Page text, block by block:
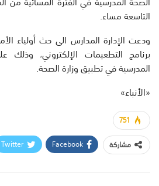
التاسعة مساء.
ودعت الإدارة المدارس الى حث أولياء
برنامج التطعيمات الإلكتروني،
المدرسية في تطبيق وزارة الصحة.
«الأنباء»
751
مشاركة
Facebook
Twitter